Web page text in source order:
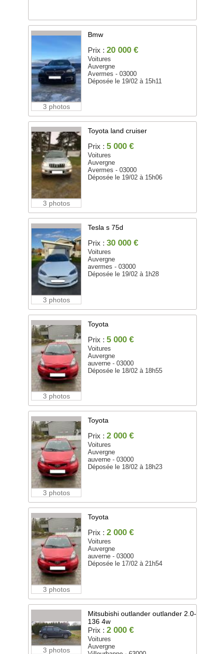
3 photos
Bmw
Prix : 20 000 €
Voitures
Auvergne
Avermes - 03000
Déposée le 19/02 à 15h11
3 photos
Toyota land cruiser
Prix : 5 000 €
Voitures
Auvergne
Avermes - 03000
Déposée le 19/02 à 15h06
3 photos
Tesla s 75d
Prix : 30 000 €
Voitures
Auvergne
avermes - 03000
Déposée le 19/02 à 1h28
3 photos
Toyota
Prix : 5 000 €
Voitures
Auvergne
auverne - 03000
Déposée le 18/02 à 18h55
3 photos
Toyota
Prix : 2 000 €
Voitures
Auvergne
auverne - 03000
Déposée le 18/02 à 18h23
3 photos
Toyota
Prix : 2 000 €
Voitures
Auvergne
auverne - 03000
Déposée le 17/02 à 21h54
3 photos
Mitsubishi outlander outlander 2.0-
136 4w
Prix : 2 000 €
Voitures
Auvergne